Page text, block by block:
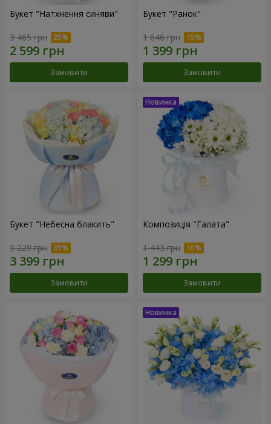
Букет "Натхнення синяви"
3 465 грн
Замовити
Букет "Ранок"
1 646 грн
Замовити
Букет "Небесна блакить"
5 229 грн
Замовити
Композиція "Галата"
1 443 грн
Замовити